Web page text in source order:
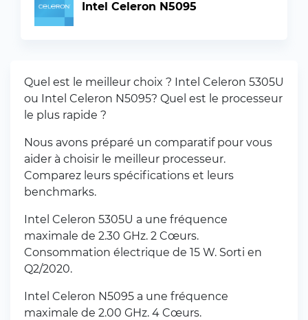
Intel Celeron N5095
Quel est le meilleur choix ? Intel Celeron 5305U
ou Intel Celeron N5095? Quel est le processeur
le plus rapide ?
Nous avons préparé un comparatif pour vous
aider à choisir le meilleur processeur.
Comparez leurs spécifications et leurs
benchmarks.
Intel Celeron 5305U a une fréquence
maximale de 2.30 GHz. 2 Cœurs.
Consommation électrique de 15 W. Sorti en
Q2/2020.
Intel Celeron N5095 a une fréquence
maximale de 2.00 GHz. 4 Cœurs.